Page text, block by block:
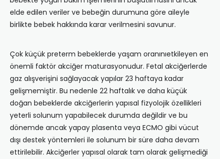
elde edilen veriler ve bebeğin durumuna göre aileyle
birlikte bebek hakkında karar verilmesini savunur.
Çok küçük preterm bebeklerde yaşam oranınıetkileyen en
önemli faktör akciğer maturasyonudur. Fetal akciğerlerde
gaz alışverişini sağlayacak yapılar 23 haftaya kadar
gelişmemiştir. Bu nedenle 22 haftalık ve daha küçük
doğan bebeklerde akciğerlerin yapısal fizyolojik özellikleri
yeterli solunum yapabilecek durumda değildir ve bu
dönemde ancak yapay plasenta veya ECMO gibi vücut
dışı destek yöntemleri ile solunum bir süre daha devam
ettirilebilir. Akciğerler yapısal olarak tam olarak gelişmediği